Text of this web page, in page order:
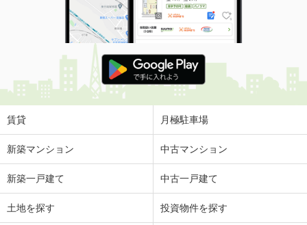
賃貸 月極駐車場
新築マンション 中古マンション
新築一戸建て 中古一戸建て
土地を探す 投資物件を探す